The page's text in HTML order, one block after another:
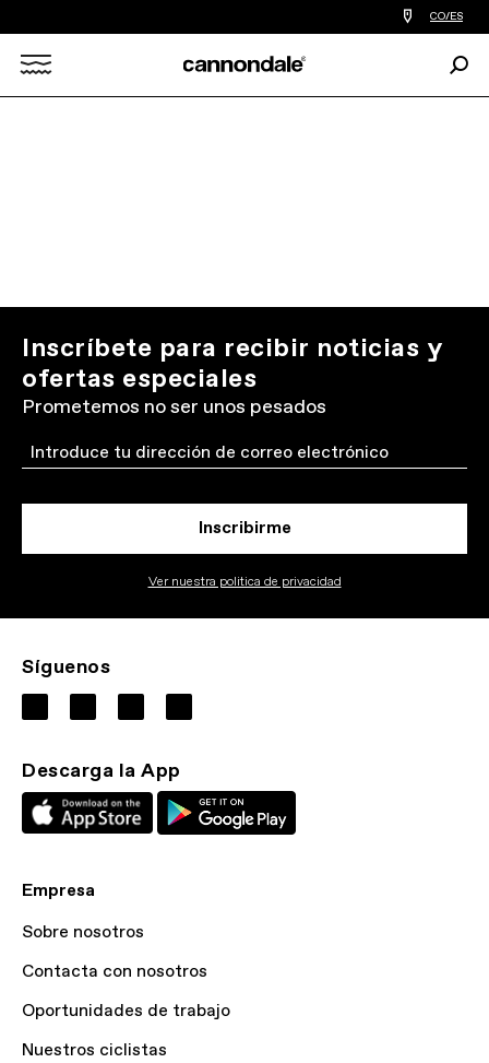
Encontrar
tiedas
bicicletas
de
CO/ES
Inscríbete para recibir noticias y
ofertas especiales
Prometemos no ser unos pesados
Email
Inscribirme
Ver nuestra politica de privacidad
Síguenos
Descarga la App
Empresa
Sobre nosotros
Contacta con nosotros
Oportunidades de trabajo
Nuestros ciclistas